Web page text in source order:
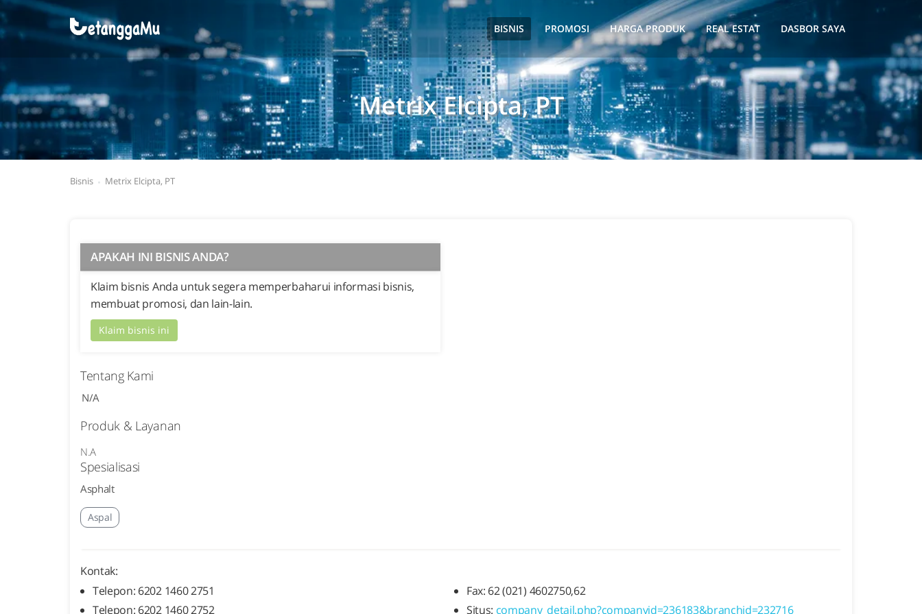
BISNIS PROMOSI HARGA PRODUK REAL ESTAT DASBOR SAYA
Metrix Elcipta, PT
Bisnis Metrix Elcipta, PT
APAKAH INI BISNIS ANDA?
Klaim bisnis Anda untuk segera memperbaharui informasi bisnis,
membuat promosi, dan lain-lain.
Klaim bisnis ini
Tentang Kami
N/A
Produk & Layanan
N.A
Spesialisasi
Asphalt
Aspal
Kontak:
Telepon: 6202 1460 2751
Telepon: 6202 1460 2752
Fax: 62 (021) 4602750,62
Situs: company_detail.php?companyid=236183&branchid=232716